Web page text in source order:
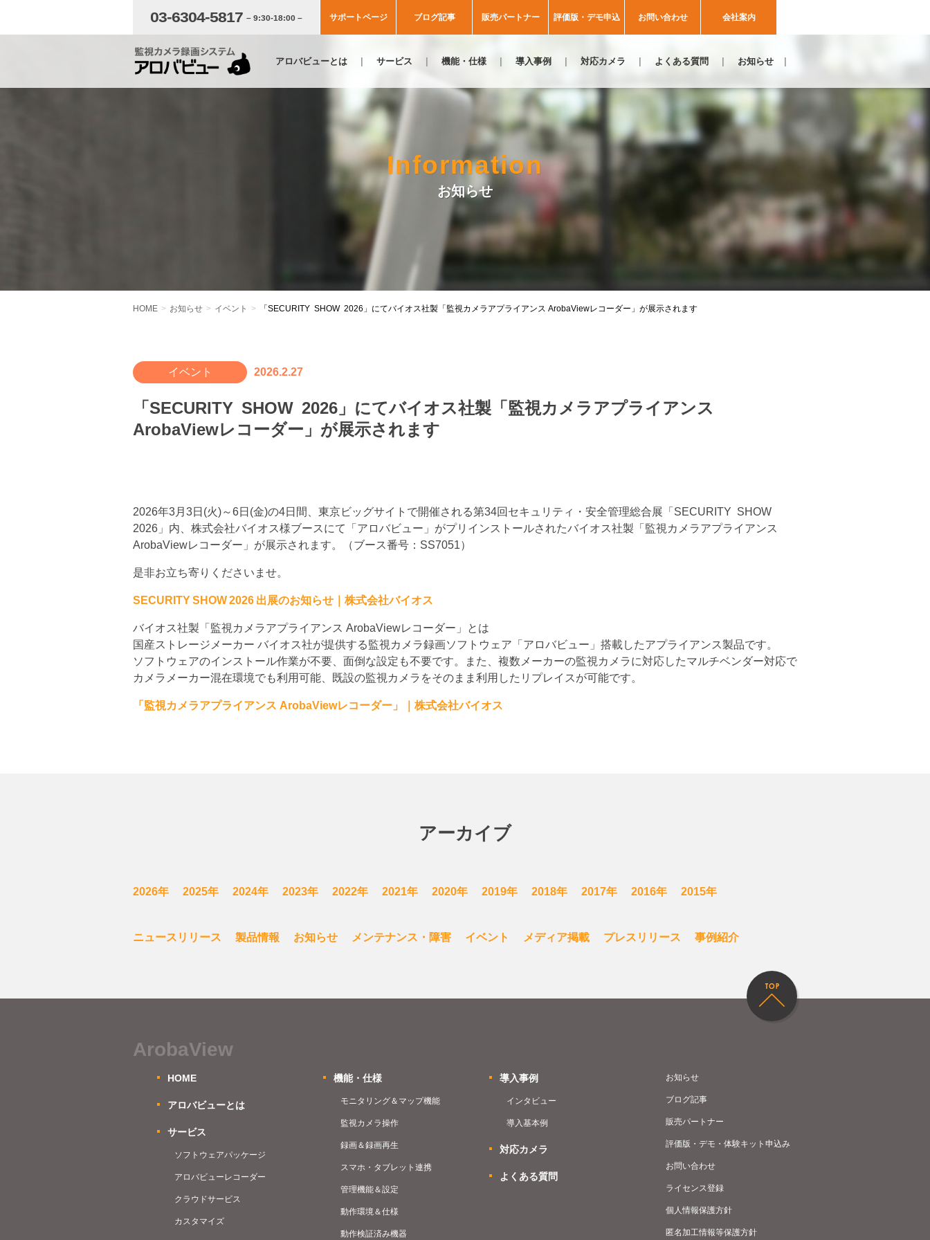
03-6304-5817 – 9:30-18:00 – サポートページ ブログ記事 販売パートナー 評価版・デモ申込 お問い合わせ 会社案内
アロバビューとは サービス 機能・仕様 導入事例 対応カメラ よくある質問 お知らせ
Information
お知らせ
HOME お知らせ イベント 「SECURITY SHOW 2026」にてバイオス社製「監視カメラアプライアンス ArobaViewレコーダー」が展示されます
イベント 2026.2.27
「SECURITY SHOW 2026」にてバイオス社製「監視カメラアプライアンス
ArobaViewレコーダー」が展示されます
2026年3月3日(火)～6日(金)の4日間、東京ビッグサイトで開催される第34回セキュリティ・安全管理総合展「SECURITY SHOW
2026」内、株式会社バイオス様ブースにて「アロバビュー」がプリインストールされたバイオス社製「監視カメラアプライアンス
ArobaViewレコーダー」が展示されます。（ブース番号：SS7051）
是非お立ち寄りくださいませ。
SECURITY SHOW 2026 出展のお知らせ｜株式会社バイオス
バイオス社製「監視カメラアプライアンス ArobaViewレコーダー」とは
国産ストレージメーカー バイオス社が提供する監視カメラ録画ソフトウェア「アロバビュー」搭載したアプライアンス製品です。
ソフトウェアのインストール作業が不要、面倒な設定も不要です。また、複数メーカーの監視カメラに対応したマルチベンダー対応で
カメラメーカー混在環境でも利用可能、既設の監視カメラをそのまま利用したリプレイスが可能です。
「監視カメラアプライアンス ArobaViewレコーダー」｜株式会社バイオス
アーカイブ
2026年 2025年 2024年 2023年 2022年 2021年 2020年 2019年 2018年 2017年 2016年 2015年
ニュースリリース 製品情報 お知らせ メンテナンス・障害 イベント メディア掲載 プレスリリース 事例紹介
ArobaView
HOME
アロバビューとは
サービス
ソフトウェアパッケージ
アロバビューレコーダー
クラウドサービス
カスタマイズ
機能・仕様
モニタリング＆マップ機能
監視カメラ操作
録画＆録画再生
スマホ・タブレット連携
管理機能＆設定
動作環境＆仕様
動作検証済み機器
導入事例
インタビュー
導入基本例
対応カメラ
よくある質問
お知らせ
ブログ記事
販売パートナー
評価版・デモ・体験キット申込み
お問い合わせ
ライセンス登録
個人情報保護方針
匿名加工情報等保護方針